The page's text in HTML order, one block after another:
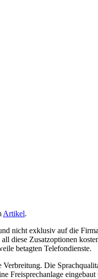
Artikel.
nicht exklusiv auf die
diese Zusatzoptionen
betagten Telefondienste.
Die
Freisprechanlage